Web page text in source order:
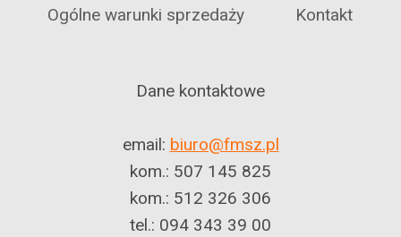
Ogólne warunki sprzedaży
Kontakt
Dane kontaktowe
email: biuro@fmsz.pl
kom.: 507 145 825
kom.: 512 326 306
tel.: 094 343 39 00